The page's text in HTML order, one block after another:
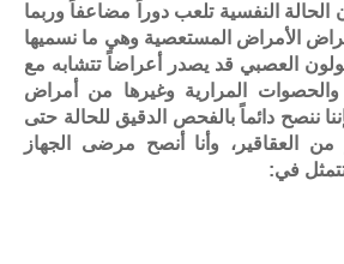
الحالة النفسية تلعب دوراً مضاعفاً وربما
الأمراض المستعصية وهي ما نسميها
العصبي قد يصدر أعراضاً تتشابه مع
المرارية وغيرها من أمراض
ننصح دائماً بالفحص الدقيق للحالة حتى
العقاقير، وأنا أنصح مرضى الجهاز
في: